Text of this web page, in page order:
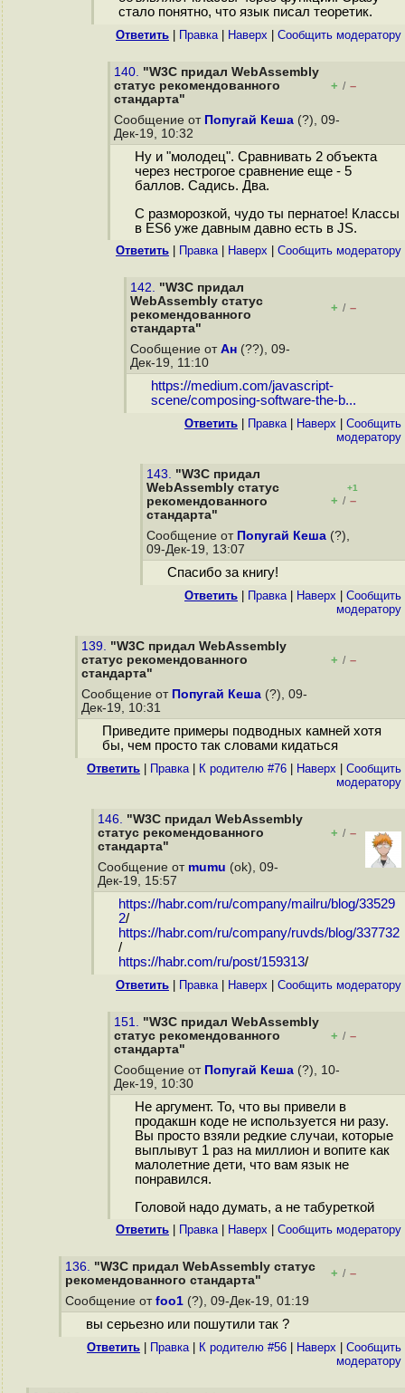
стало понятно, что язык писал теоретик.
Ответить Правка| Наверх Cообщить модератору
140. "W3C придал WebAssembly
статус рекомендованного
стандарта"
+ / –
Сообщение от Попугай Кеша (?), 09-
Дек-19, 10:32
Ну и "молодец". Сравнивать 2 объекта
через нестрогое сравнение еще - 5
баллов. Садись. Два.
С разморозкой, чудо ты пернатое! Классы
в ES6 уже давным давно есть в JS.
Ответить Правка| Наверх Cообщить модератору
142. "W3C придал
WebAssembly статус
рекомендованного
стандарта"
+ / –
Сообщение от Ан (??), 09-
Дек-19, 11:10
https://medium.com/javascript-
scene/composing-software-the-b...
Ответить Правка| Наверх
Cообщить
модератору
143. "W3C придал
WebAssembly статус
рекомендованного
стандарта"
+1
+ / –
Сообщение от Попугай Кеша (?),
09-Дек-19, 13:07
Спасибо за книгу!
Ответить Правка| Наверх
Cообщить
модератору
139. "W3C придал WebAssembly
статус рекомендованного
стандарта"
+ / –
Сообщение от Попугай Кеша (?), 09-
Дек-19, 10:31
Приведите примеры подводных камней хотя
бы, чем просто так словами кидаться
Ответить Правка| К родителю #76 Наверх
Cообщить
модератору
146. "W3C придал WebAssembly
статус рекомендованного
стандарта"
+ / –
Сообщение от mumu (ok), 09-
Дек-19, 15:57
https://habr.com/ru/company/mailru/blog/33529
2/
https://habr.com/ru/company/ruvds/blog/337732
/
https://habr.com/ru/post/159313/
Ответить Правка| Наверх Cообщить модератору
151. "W3C придал WebAssembly
статус рекомендованного
стандарта"
+ / –
Сообщение от Попугай Кеша (?), 10-
Дек-19, 10:30
Не аргумент. То, что вы привели в
продакшн коде не используется ни разу.
Вы просто взяли редкие случаи, которые
выплывут 1 раз на миллион и вопите как
малолетние дети, что вам язык не
понравился.
Головой надо думать, а не табуреткой
Ответить Правка| Наверх Cообщить модератору
136. "W3C придал WebAssembly статус
рекомендованного стандарта"
+ / –
Сообщение от foo1 (?), 09-Дек-19, 01:19
вы серьезно или пошутили так ?
Ответить Правка| К родителю #56 Наверх
Cообщить
модератору